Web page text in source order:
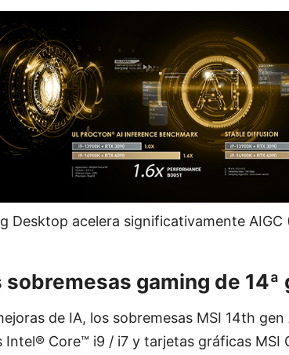
Desktop acelera significativamente
gaming de 14ª
de IA, los sobremesas MSI 14th
Intel® Core™ i9 / i7 y tarjetas gráficas MSI